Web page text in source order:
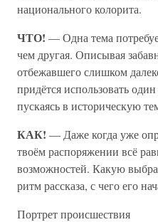
национального колорита.
ЧТО! — Одна тема
чем другая. Описывая
отбежавшего слишком
придётся использовать
пускаясь в историческую
КАК! — Даже когда уже
твоём распоряжении всё
возможностей. Какую
ритм рассказа, с чего его
Портрет происшествия